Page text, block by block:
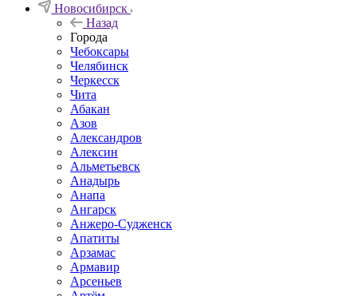
Новосибирск
Назад
Города
Чебоксары
Челябинск
Черкесск
Чита
Абакан
Азов
Александров
Алексин
Альметьевск
Анадырь
Анапа
Ангарск
Анжеро-Судженск
Апатиты
Арзамас
Армавир
Арсеньев